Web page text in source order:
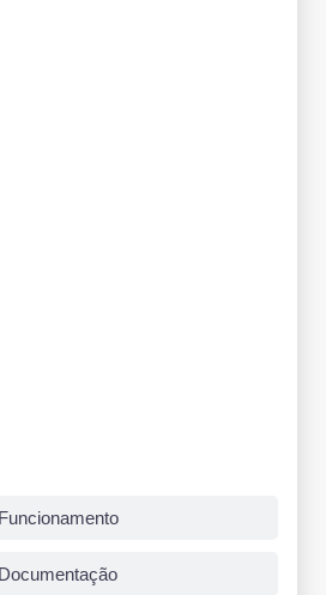
Funcionamento
Documentação